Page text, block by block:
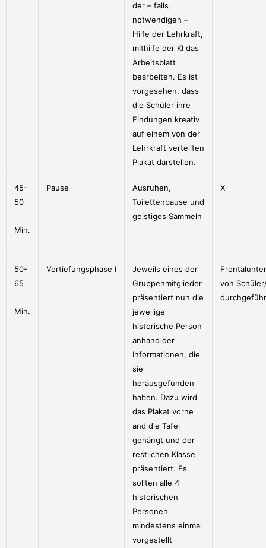
der – falls
notwendigen –
Hilfe der Lehrkraft,
mithilfe der KI das
Arbeitsblatt
bearbeiten. Es ist
vorgesehen, dass
die Schüler ihre
Findungen kreativ
auf einem von der
Lehrkraft verteilten
Plakat darstellen.
45-
50
Min.
Pause
Ausruhen,
Toilettenpause und
geistiges Sammeln
X
50-
65
Min.
Vertiefungsphase I
Jeweils eines der
Gruppenmitglieder
präsentiert nun die
jeweilige
historische Person
anhand der
Informationen, die
sie
herausgefunden
haben. Dazu wird
das Plakat vorne
and die Tafel
gehängt und der
restlichen Klasse
präsentiert. Es
sollten alle 4
historischen
Personen
mindestens einmal
vorgestellt
von